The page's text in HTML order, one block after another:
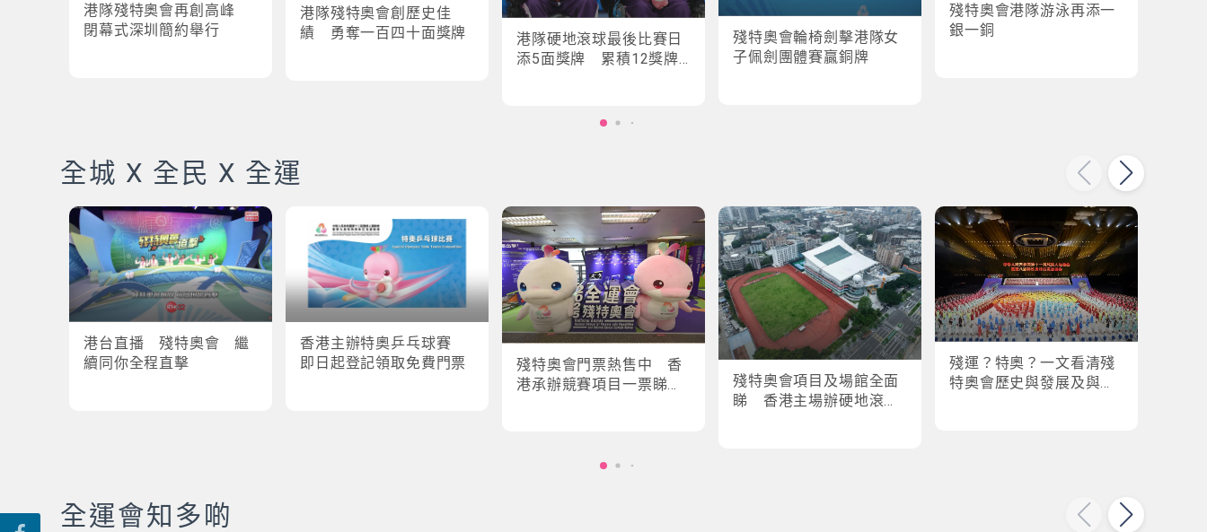
港隊殘特奧會再創高峰
閉幕式深圳簡約舉行
港隊殘特奧會創歷史佳
績 勇奪一百四十面獎牌
港隊硬地滾球最後比賽日
添5面獎牌 累積12獎牌
殘特奧會輪椅劍擊港隊女
子佩劍團體賽贏銅牌
殘特奧會港隊游泳再添一
銀一銅
全城 X 全民 X 全運
港台直播 殘特奧會 繼
續同你全程直擊
香港主辦特奧乒乓球賽
即日起登記領取免費門票
殘特奧會門票熱售中 香
港承辦競賽項目一票睇所
殘特奧會項目及場館全面
睇 香港主場辦硬地滾球
殘運？特奧？一文看清殘
特奧會歷史與發展及與全
全運會知多啲